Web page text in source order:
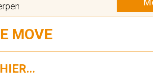
MOVE